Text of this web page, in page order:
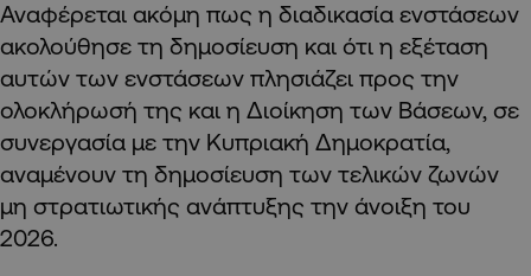
Αναφέρεται ακόμη πως η διαδικασία ενστάσεων
ακολούθησε τη δημοσίευση και ότι η εξέταση
αυτών των ενστάσεων πλησιάζει προς την
ολοκλήρωσή της και η Διοίκηση των Βάσεων, σε
συνεργασία με την Κυπριακή Δημοκρατία,
αναμένουν τη δημοσίευση των τελικών ζωνών
μη στρατιωτικής ανάπτυξης την άνοιξη του
2026.